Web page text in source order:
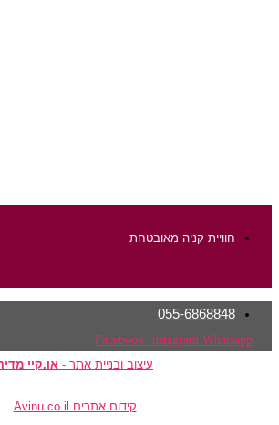
חוויית קניה מאובטחת
055-6868848
Facebook Instagram Whatsapp
עיצוב ובניית אתר -או.קיי מדיה
קידום אתרים Avinu.co.il